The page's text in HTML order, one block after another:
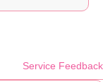
Service Feedback